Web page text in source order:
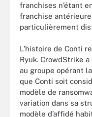
franchises n’étant
franchise
particulièrement
L’histoire de Conti
Ryuk. CrowdStrike
au groupe opérant
que Conti soit
modèle de
variation dans sa
modèle d’affidé